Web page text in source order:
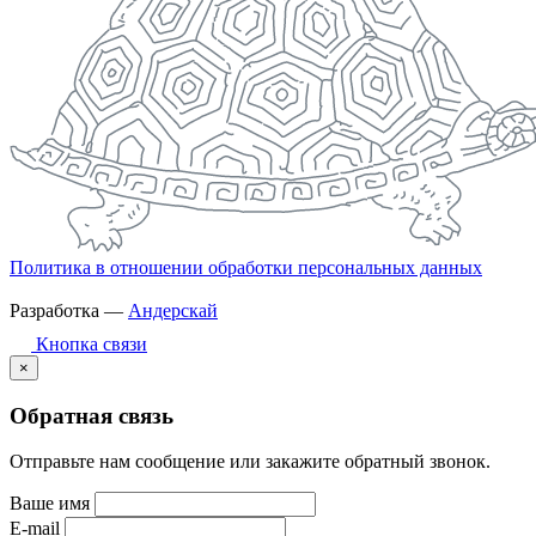
Политика в отношении обработки персональных данных
Разработка — Андерскай
Кнопка связи
×
Обратная связь
Отправьте нам сообщение или закажите обратный звонок.
Ваше имя
E-mail